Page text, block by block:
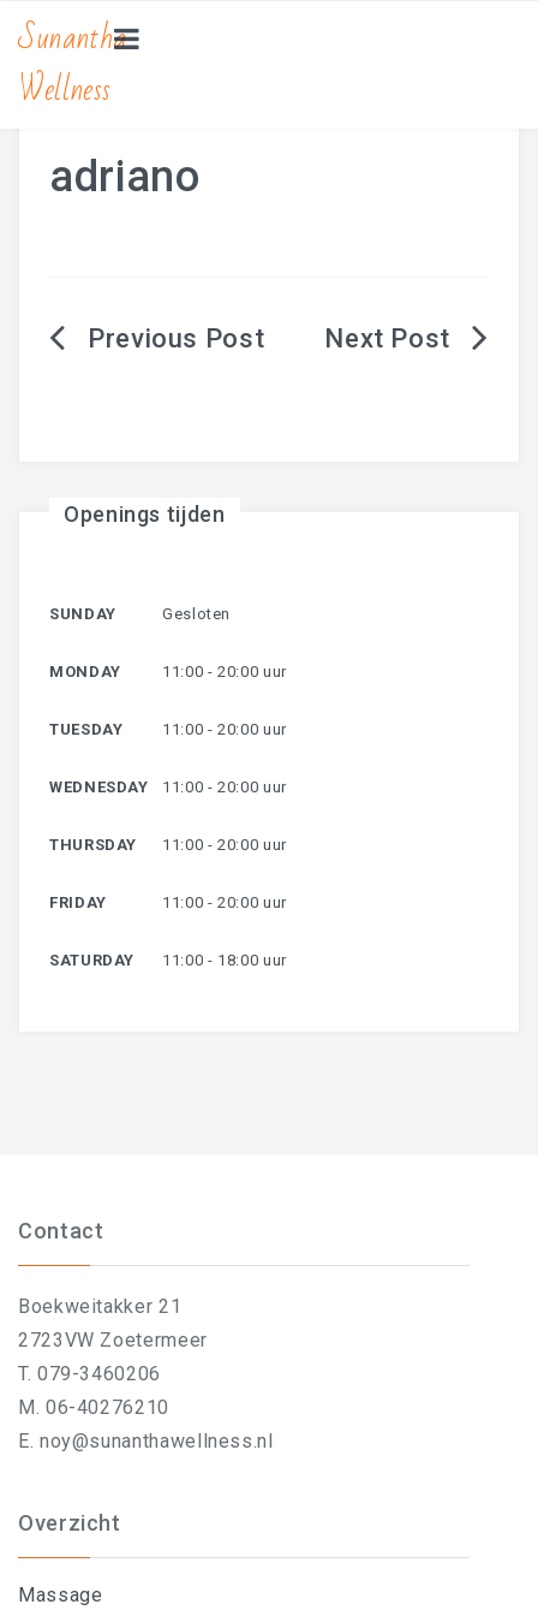
Sunantha
Wellness
BEAUTY
adriano
Berichtnavigatie
Openings tijden
SUNDAY Gesloten
MONDAY 11:00 - 20:00 uur
TUESDAY 11:00 - 20:00 uur
WEDNESDAY 11:00 - 20:00 uur
THURSDAY 11:00 - 20:00 uur
FRIDAY 11:00 - 20:00 uur
SATURDAY 11:00 - 18:00 uur
Contact
Boekweitakker 21
2723VW Zoetermeer
T. 079-3460206
M. 06-40276210
E. noy@sunanthawellness.nl
Overzicht
Massage